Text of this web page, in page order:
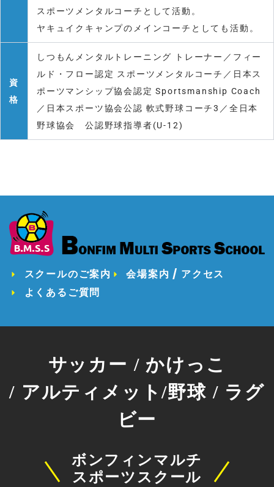
スポーツメンタルコーチとして活動。
ヤキュイクキャンプのメインコーチとしても活動。
資
格
しつもんメンタルトレーニング トレーナー／フィー
ルド・フロー認定 スポーツメンタルコーチ／日本ス
ポーツマンシップ協会認定 Sportsmanship Coach
／日本スポーツ協会公認 軟式野球コーチ3／全日本
野球協会 公認野球指導者(U-12)
スクールのご案内
会場案内 / アクセス
よくあるご質問
サッカー / かけっこ
/ アルティメット/野球 / ラグ
ビー
ボンフィンマルチ
スポーツスクール